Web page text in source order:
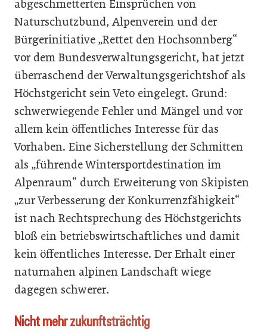
abgeschmetterten Einsprüchen von
Naturschutzbund, Alpenverein und der
Bürgerinitiative „Rettet den Hochsonnberg“
vor dem Bundesverwaltungsgericht, hat jetzt
überraschend der Verwaltungsgerichtshof als
Höchstgericht sein Veto eingelegt. Grund:
schwerwiegende Fehler und Mängel und vor
allem kein öffentliches Interesse für das
Vorhaben. Eine Sicherstellung der Schmitten
als „führende Wintersportdestination im
Alpenraum“ durch Erweiterung von Skipisten
„zur Verbesserung der Konkurrenzfähigkeit“
ist nach Rechtsprechung des Höchstgerichts
bloß ein betriebswirtschaftliches und damit
kein öffentliches Interesse. Der Erhalt einer
naturnahen alpinen Landschaft wiege
dagegen schwerer.
Nicht mehr zukunftsträchtig